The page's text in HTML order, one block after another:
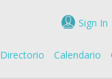
Sign In
Directorio Calendario